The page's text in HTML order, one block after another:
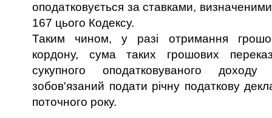
оподатковується за ставками, визначеними
167 цього Кодексу.
Таким чином, у разі отримання
кордону, сума таких грошових
сукупного оподатковуваного
зобов'язаний подати річну податкову
поточного року.